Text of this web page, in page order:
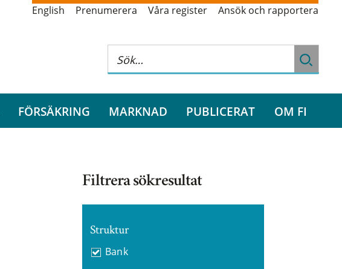
English Prenumerera Våra register Ansök och rapportera
FÖRSÄKRING MARKNAD PUBLICERAT OM FI
Filtrera sökresultat
Struktur
Bank